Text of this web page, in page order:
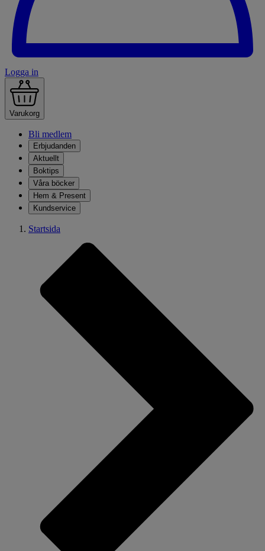
Logga in
Varukorg
Bli medlem
Erbjudanden
Aktuellt
Boktips
Våra böcker
Hem & Present
Kundservice
Startsida